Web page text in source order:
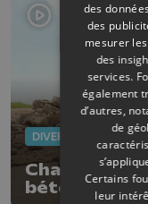
DIVERS
Chaleurs
béton se
des
des
mesurer
des
services.
également
d’autres,
de
Certains
leur